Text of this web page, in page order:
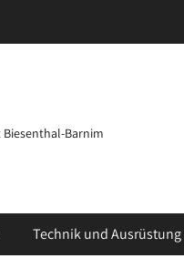
Barnim
Technik und Ausrüstung